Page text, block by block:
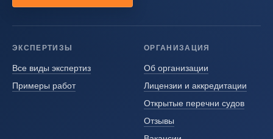
ЭКСПЕРТИЗЫ
Все виды экспертиз
Примеры работ
ОРГАНИЗАЦИЯ
Об организации
Лицензии и аккредитации
Открытые перечни судов
Отзывы